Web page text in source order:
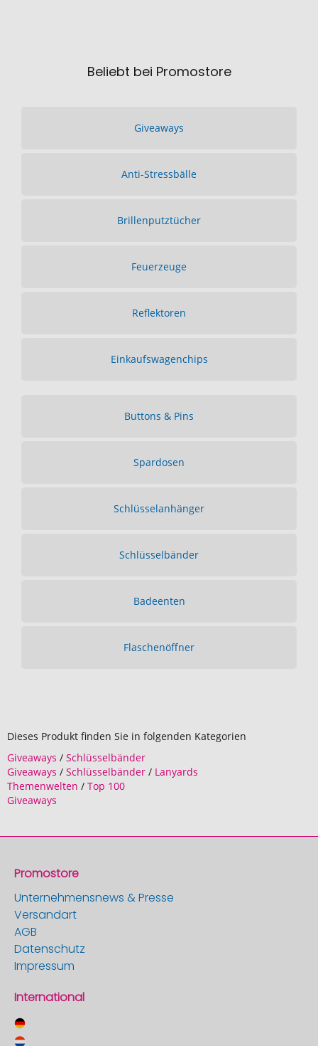
Beliebt bei Promostore
Giveaways
Anti-Stressbälle
Brillenputztücher
Feuerzeuge
Reflektoren
Einkaufswagenchips
Buttons & Pins
Spardosen
Schlüsselanhänger
Schlüsselbänder
Badeenten
Flaschenöffner
Dieses Produkt finden Sie in folgenden Kategorien
Giveaways / Schlüsselbänder
Giveaways / Schlüsselbänder / Lanyards
Themenwelten / Top 100
Giveaways
Promostore
Unternehmensnews & Presse
Versandart
AGB
Datenschutz
Impressum
International